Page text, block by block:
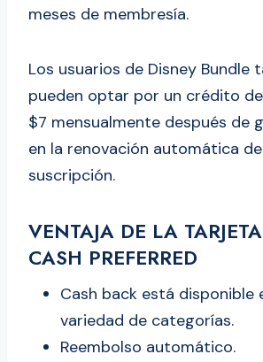
meses de membresía.
Los usuarios de Disney Bundle
pueden optar por un crédito
$7 mensualmente después de
en la renovación automática
suscripción.
VENTAJA DE LA
CASH PREFERRED
Cash back está disponible
variedad de categorías.
Reembolso automático.